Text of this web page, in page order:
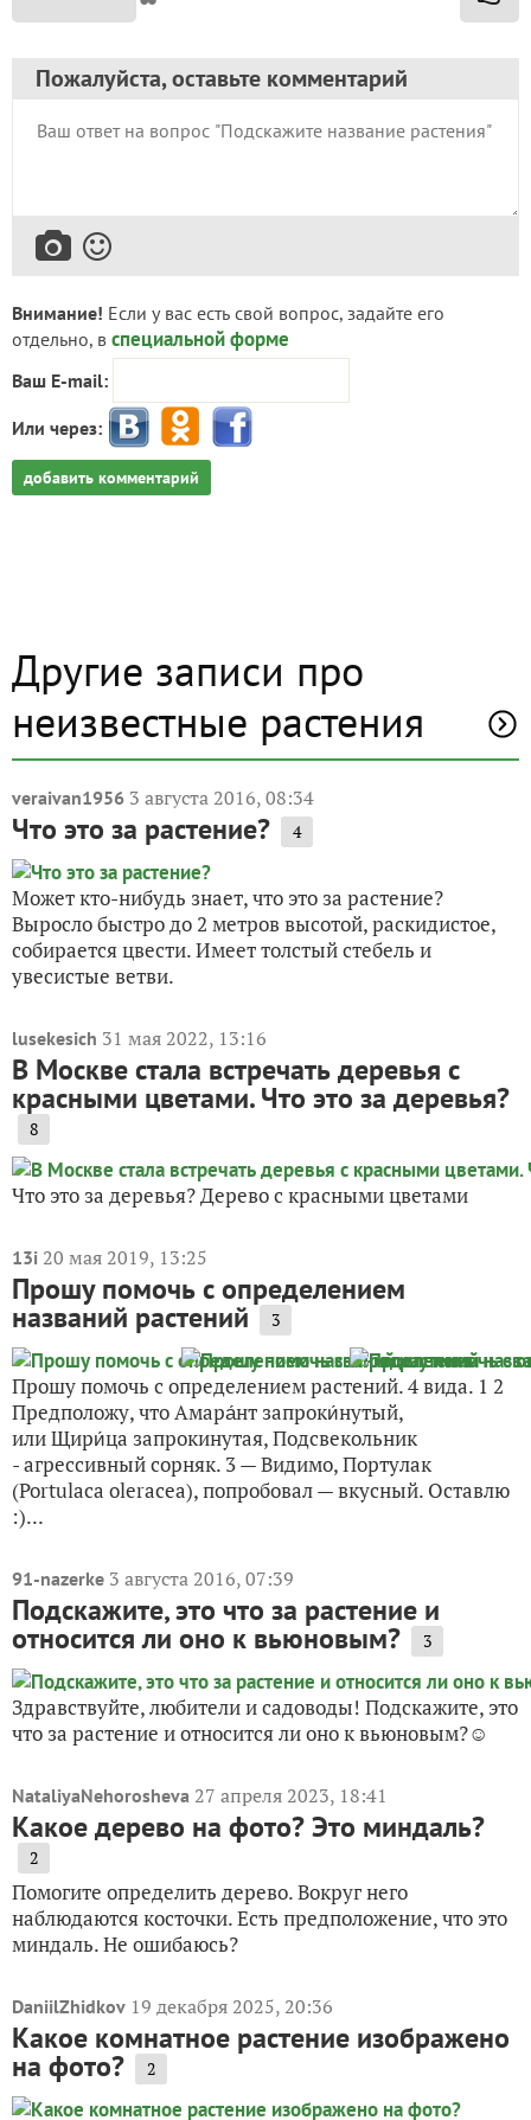
Пожалуйста, оставьте комментарий
Внимание! Если у вас есть свой вопрос, задайте его
отдельно, в специальной форме
Ваш E-mail:
Или через:
добавить комментарий
Другие записи про
неизвестные растения
veraivan1956 3 августа 2016, 08:34
Что это за растение? 4
Может кто-нибудь знает, что это за растение?
Выросло быстро до 2 метров высотой, раскидистое,
собирается цвести. Имеет толстый стебель и
увесистые ветви.
lusekesich 31 мая 2022, 13:16
В Москве стала встречать деревья с
красными цветами. Что это за деревья?
8
Что это за деревья? Дерево с красными цветами
13i 20 мая 2019, 13:25
Прошу помочь с определением
названий растений 3
Прошу помочь с определением растений. 4 вида. 1 2
Предположу, что Амара́нт запроки́нутый,
или Щири́ца запрокинутая, Подсвекольник
- агрессивный сорняк. 3 — Видимо, Портулак
(Portulaca oleracea), попробовал — вкусный. Оставлю
:)...
91-nazerke 3 августа 2016, 07:39
Подскажите, это что за растение и
относится ли оно к вьюновым? 3
Здравствуйте, любители и садоводы! Подскажите, это
что за растение и относится ли оно к вьюновым?☺️
NataliyaNehorosheva 27 апреля 2023, 18:41
Какое дерево на фото? Это миндаль?
2
Помогите определить дерево. Вокруг него
наблюдаются косточки. Есть предположение, что это
миндаль. Не ошибаюсь?
DaniilZhidkov 19 декабря 2025, 20:36
Какое комнатное растение изображено
на фото? 2